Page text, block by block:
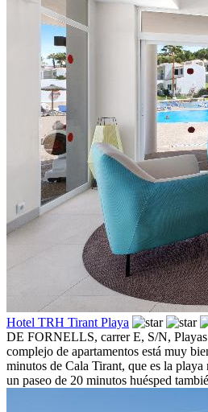
Hotel TRH Tirant Playa
DE FORNELLS, carrer E, S/N,
complejo de apartamentos está muy
minutos de Cala Tirant, que es la
un paseo de 20 minutos huésped